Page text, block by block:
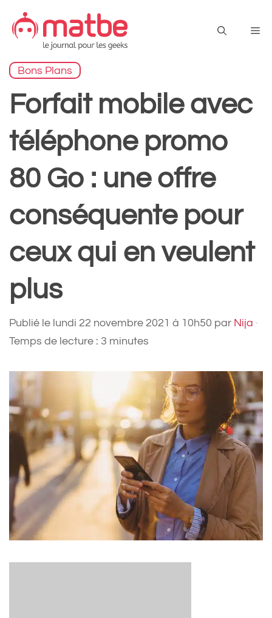
contenu
Bons Plans
Forfait mobile avec
téléphone promo
80 Go : une offre
conséquente pour
ceux qui en veulent
plus
Publié le lundi 22 novembre 2021 à 10h50 par Nija ·
Temps de lecture : 3 minutes